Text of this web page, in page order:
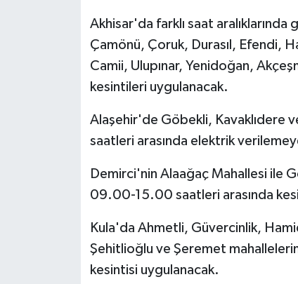
Akhisar'da farklı saat
Çamönü, Çoruk, Durasıl, Efendi,
Camii, Ulupınar, Yenidoğan,
kesintileri uygulanacak.
Alaşehir'de Göbekli, Kavaklıdere
saatleri arasında elektrik
Demirci'nin Alaağaç Mahallesi ile
09.00-15.00 saatleri arasında
Kula'da Ahmetli, Güvercinlik,
Şehitlioğlu ve Şeremet
kesintisi uygulanacak.